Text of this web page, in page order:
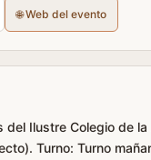
🌐 Web del evento
del Ilustre Colegio de
Turno: Turno